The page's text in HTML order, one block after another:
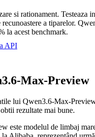
si rationament. Testeaza
a tiparelor.
la acest benchmark.
API
Max-Preview
lui Qwen3.6-Max-
rezultate mai bune.
este modelul de limbaj